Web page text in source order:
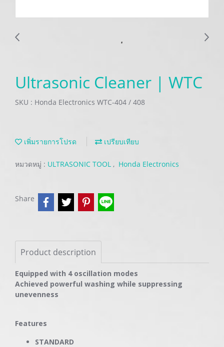
Ultrasonic Cleaner | WTC
SKU : Honda Electronics WTC-404 / 408
เพิ่มรายการโปรด เปรียบเทียบ
หมวดหมู่ : ULTRASONIC TOOL , Honda Electronics
Share
Product description
Equipped with 4 oscillation modes
Achieved powerful washing while suppressing
unevenness
Features
STANDARD